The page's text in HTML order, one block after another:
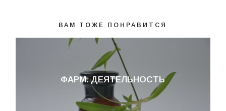
ВАМ ТОЖЕ ПОНРАВИТСЯ
ФАРМ. ДЕЯТЕЛЬНОСТЬ